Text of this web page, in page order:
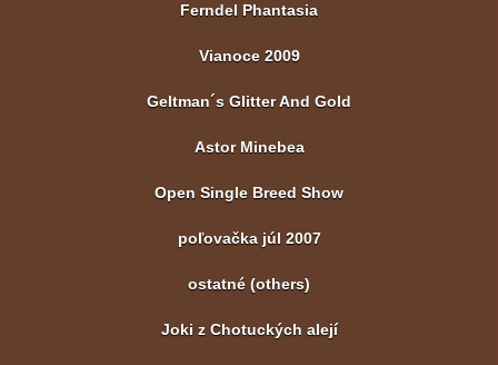
Ferndel Phantasia
Vianoce 2009
Geltman´s Glitter And Gold
Astor Minebea
Open Single Breed Show
poľovačka júl 2007
ostatné (others)
Joki z Chotuckých alejí